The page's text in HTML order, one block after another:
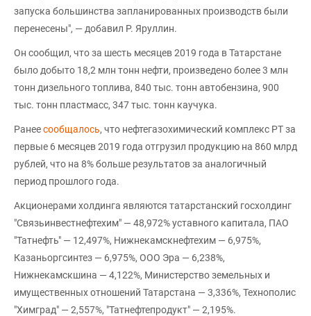
запуска большинства запланированных производств были
перенесены", — добавил Р. Яруллин.
Он сообщил, что за шесть месяцев 2019 года в Татарстане
было добыто 18,2 млн тонн нефти, произведено более 3 млн
тонн дизельного топлива, 840 тыс. тонн автобензина, 900
тыс. тонн пластмасс, 347 тыс. тонн каучука.
Ранеесообщалось, что нефтегазохимический комплекс РТ за
первые 6 месяцев 2019 года отгрузил продукцию на 860 млрд
рублей, что на 8% больше результатов за аналогичный
период прошлого года.
Акционерами холдинга являются татарстанский госхолдинг
"Связьинвестнефтехим" — 48,972% уставного капитала, ПАО
"Татнефть" — 12,497%, Нижнекамскнефтехим — 6,975%,
Казаньоргсинтез — 6,975%, ООО Эра — 6,238%,
Нижнекамскшина — 4,122%, Министерство земельных и
имущественных отношений Татарстана — 3,336%, Технополис
"Химград" — 2,557%, "Татнефтепродукт" — 2,195%.